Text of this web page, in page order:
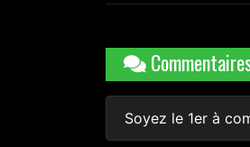
Soyez le 1er à